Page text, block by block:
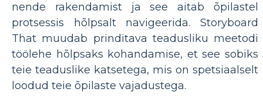
nende rakendamist ja see aitab õpilastel
protsessis hõlpsalt navigeerida. Storyboard
That muudab prinditava teadusliku meetodi
töölehe hõlpsaks kohandamise, et see sobiks
teie teaduslike katsetega, mis on spetsiaalselt
loodud teie õpilaste vajadustega.